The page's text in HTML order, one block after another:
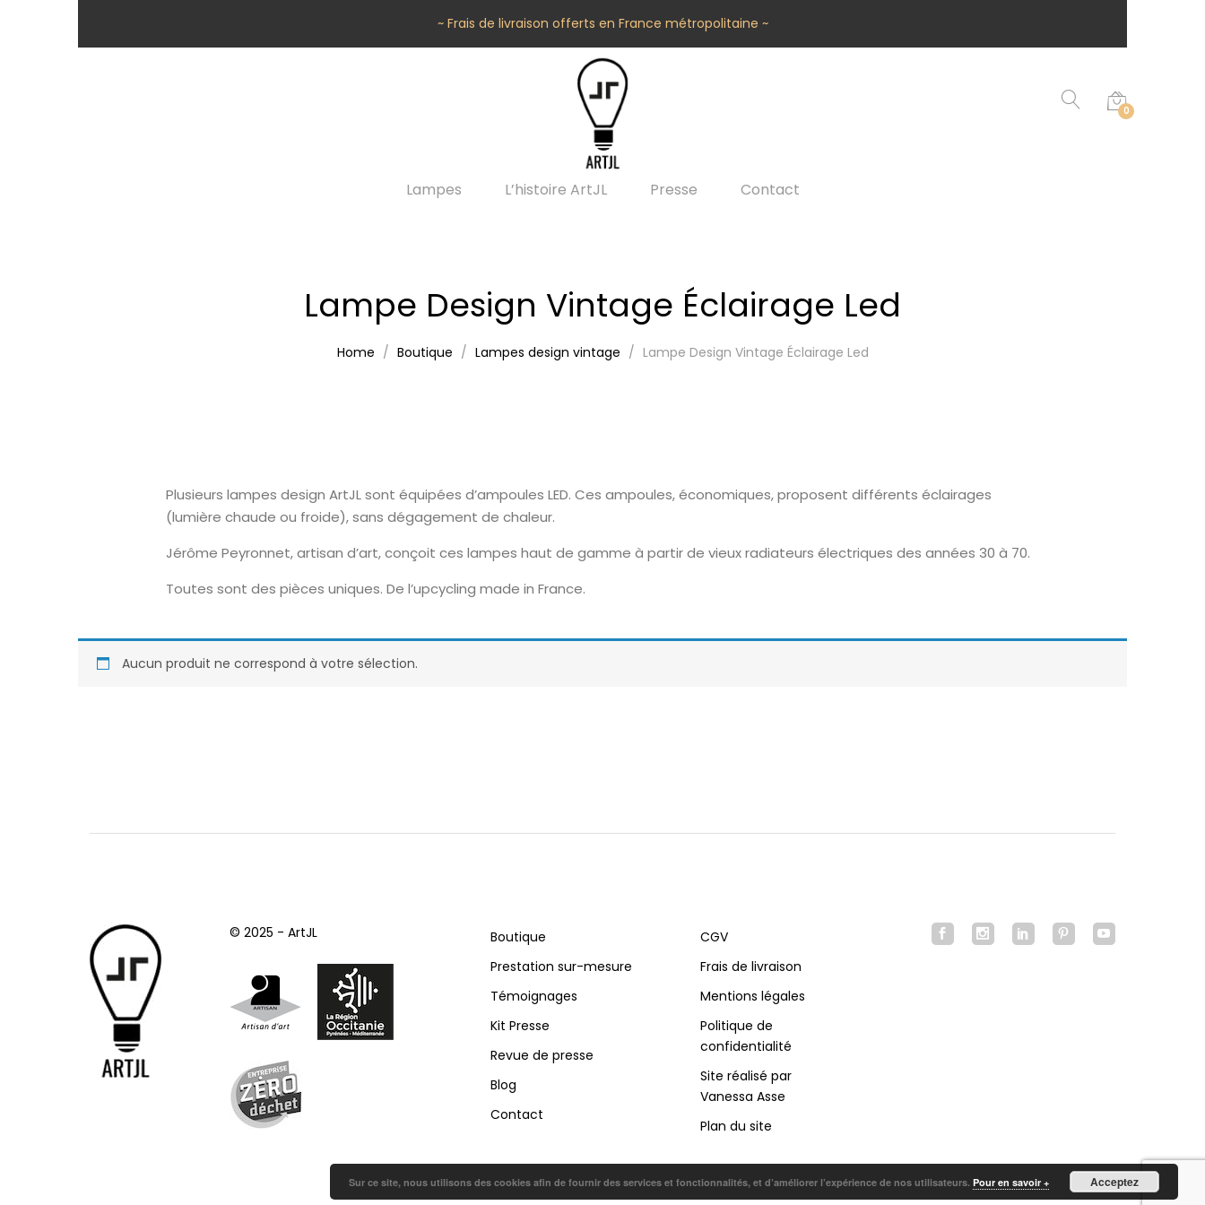
~ Frais de livraison offerts en France métropolitaine ~
0
Lampes L’histoire ArtJL Presse Contact
Lampe Design Vintage Éclairage Led
Home Boutique Lampes design vintage Lampe Design Vintage Éclairage Led
Plusieurs lampes design ArtJL sont équipées d’ampoules LED. Ces ampoules, économiques, proposent différents éclairages
(lumière chaude ou froide), sans dégagement de chaleur.
Jérôme Peyronnet, artisan d’art, conçoit ces lampes haut de gamme à partir de vieux radiateurs électriques des années 30 à 70.
Toutes sont des pièces uniques. De l’upcycling made in France.
Aucun produit ne correspond à votre sélection.
© 2025 - ArtJL
Boutique
Prestation sur-mesure
Témoignages
Kit Presse
Revue de presse
Blog
Contact
CGV
Frais de livraison
Mentions légales
Politique de
confidentialité
Site réalisé par
Vanessa Asse
Plan du site
Sur ce site, nous utilisons des cookies afin de fournir des services et fonctionnalités, et d’améliorer l’expérience de nos utilisateurs. Pour en savoir + Acceptez